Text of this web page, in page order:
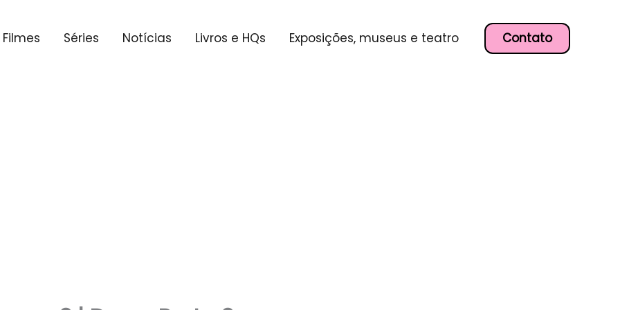
Filmes Séries Notícias Livros e HQs Exposições, museus e teatro Contato